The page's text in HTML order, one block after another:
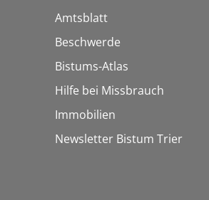
Amtsblatt
Beschwerde
Bistums-Atlas
Hilfe bei Missbrauch
Immobilien
Newsletter Bistum Trier